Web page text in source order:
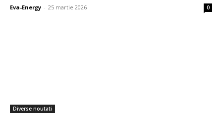
Eva-Energy - 25 martie 2026 0
Diverse noutati